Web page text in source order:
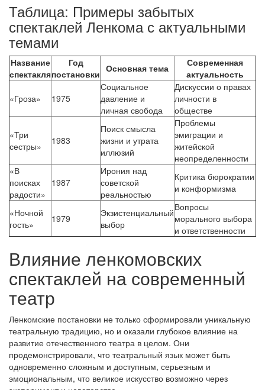
Таблица: Примеры забытых
спектаклей Ленкома с актуальными
темами
Название
спектакля
Год
постановки Основная тема
Современная
актуальность
«Гроза» 1975
Социальное
давление и
личная свобода
Дискуссии о правах
личности в
обществе
«Три
сестры»
1983
Поиск смысла
жизни и утрата
иллюзий
Проблемы
эмиграции и
житейской
неопределенности
«В
поисках
радости»
1987
Ирония над
советской
реальностью
Критика бюрократии
и конформизма
«Ночной
гость»
1979
Экзистенциальный
выбор
Вопросы
морального выбора
и ответственности
Влияние ленкомовских
спектаклей на современный
театр
Ленкомские постановки не только сформировали уникальную
театральную традицию, но и оказали глубокое влияние на
развитие отечественного театра в целом. Они
продемонстрировали, что театральный язык может быть
одновременно сложным и доступным, серьезным и
эмоциональным, что великое искусство возможно через